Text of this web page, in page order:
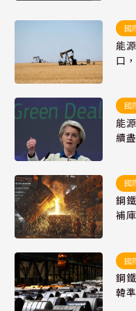
國
能
口
國
能
續
國
鋼
補
國
鋼
韓